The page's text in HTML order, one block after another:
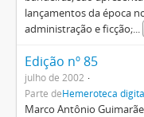
lançamentos da época
administração e ficção;...
Edição nº 85
julho de 2002
Parte deHemeroteca
Marco Antônio